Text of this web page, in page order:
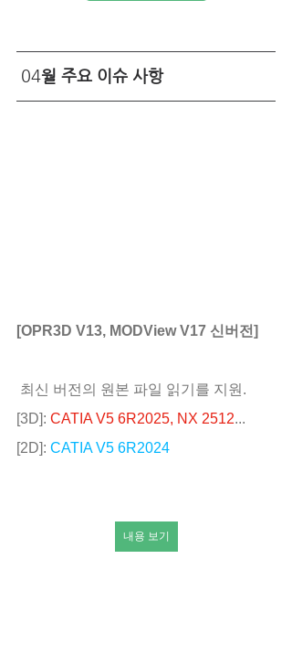
04월 주요 이슈 사항
[OPR3D V13, MODView V17 신버전]
최신 버전의 원본 파일 읽기를 지원.
[3D]: CATIA V5 6R2025, NX 2512...
[2D]: CATIA V5 6R2024
내용 보기